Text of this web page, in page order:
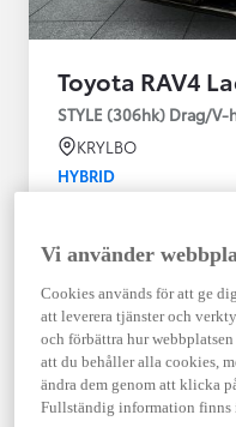
Toyota RAV4
STYLE (306hk) Drag/
KRYLBO
HYBRID
09-2023
Hybrid Bensin
409 900 kr
Från 4 920 kr/mån
Vi använder
Cookies används för att ge
att leverera tjänster och
och förbättra hur
att du behåller alla cookies,
ändra dem genom att klicka
Fullständig information